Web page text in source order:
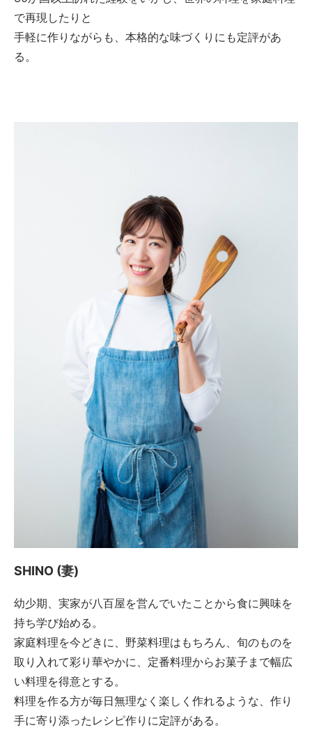
で再現したりと
手軽に作りながらも、本格的な味づくりにも定評があ
る。
SHINO (妻)
幼少期、実家が八百屋を営んでいたことから食に興味を
持ち学び始める。
家庭料理を今どきに、野菜料理はもちろん、旬のものを
取り入れて彩り華やかに、定番料理からお菓子まで幅広
い料理を得意とする。
料理を作る方が毎日無理なく楽しく作れるような、作り
手に寄り添ったレシピ作りに定評がある。